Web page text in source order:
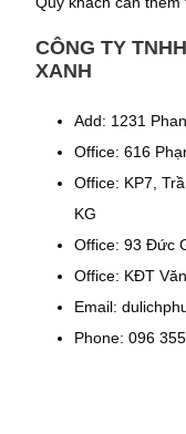
CÔNG TY
XANH
Add: 1231
Office: 616
Office: KP7,
KG
Office: 93 Đức
Office: KĐT
Email:
Phone: 096